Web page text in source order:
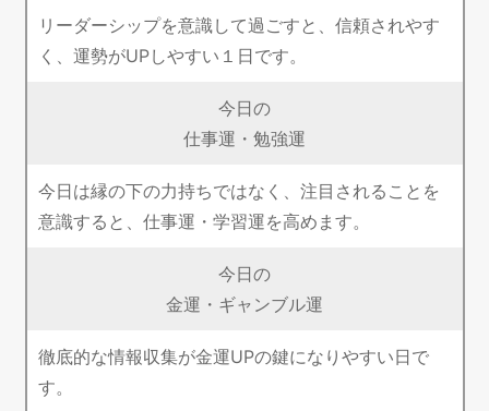
リーダーシップを意識して過ごすと、信頼されやす
く、運勢がUPしやすい１日です。
今日の
仕事運・勉強運
今日は縁の下の力持ちではなく、注目されることを
意識すると、仕事運・学習運を高めます。
今日の
金運・ギャンブル運
徹底的な情報収集が金運UPの鍵になりやすい日で
す。